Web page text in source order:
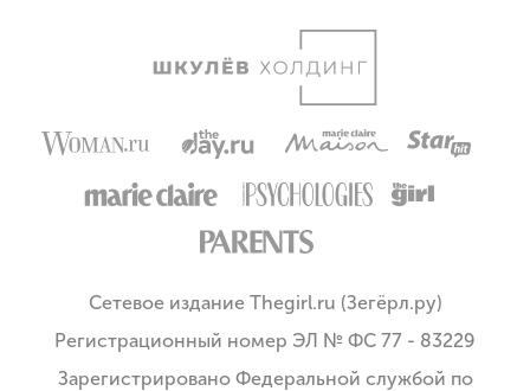
Сетевое издание Thegirl.ru (Зегёрл.ру)
Регистрационный номер ЭЛ № ФС 77 - 83229
Зарегистрировано Федеральной службой по